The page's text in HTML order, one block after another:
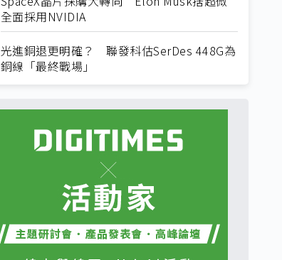
全面採用NVIDIA
光進銅退更明確？ 聯發科估SerDes 448G為
銅線「最終戰場」